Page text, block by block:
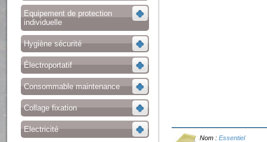
Equipement de protection
individuelle
Hygiène sécurité
Électroportatif
Consommable maintenance
Collage fixation
Electricité
Nom :Essentiel